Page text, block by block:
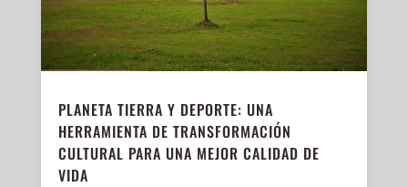
PLANETA TIERRA Y DEPORTE: UNA
HERRAMIENTA DE TRANSFORMACIÓN
CULTURAL PARA UNA MEJOR CALIDAD DE
VIDA